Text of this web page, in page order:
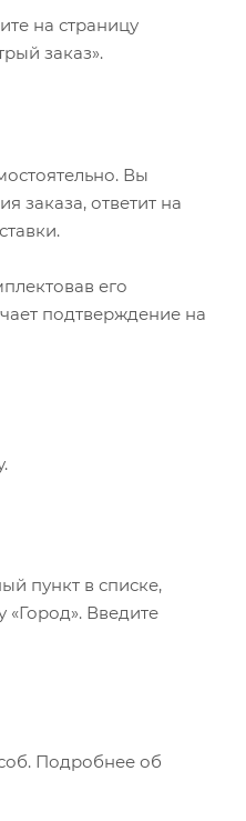
на страницу
заказ».
Вы
заказа, ответит на
его
подтверждение на
пункт в списке,
Введите
Подробнее об